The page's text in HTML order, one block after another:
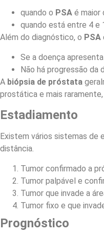
quando o PSA é maior
quando está entre 4 e
Além do diagnóstico, o PSA
Se a doença
Não há progressão da
A biópsia de próstata
prostática e mais
Estadiamento
Existem vários sistemas de
distância.
Tumor confirmado a
Tumor palpável e
Tumor que invade a
Tumor fixo e que
Prognóstico